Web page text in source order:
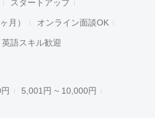
スタートアップ
月） オンライン面談OK
英語スキル歓迎
5,001円 ~ 10,000円